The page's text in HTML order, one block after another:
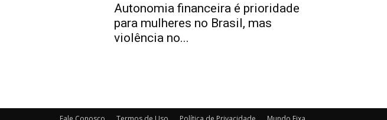
Autonomia financeira é prioridade
para mulheres no Brasil, mas
violência no...